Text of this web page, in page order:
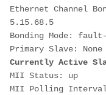
Ethernet Channel
5.15.68.5
Bonding Mode:
Primary Slave: None
Currently Active
MII Status: up
MII Polling